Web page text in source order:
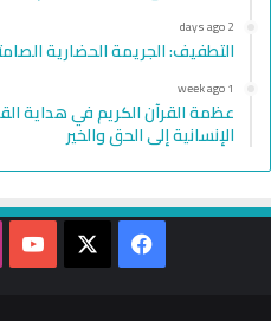
2 days ago
التطفيف: الجريمة الحضارية
1 week ago
عظمة القرآن الكريم في هداية
الإنسانية إلى الحق والخير
Facebook